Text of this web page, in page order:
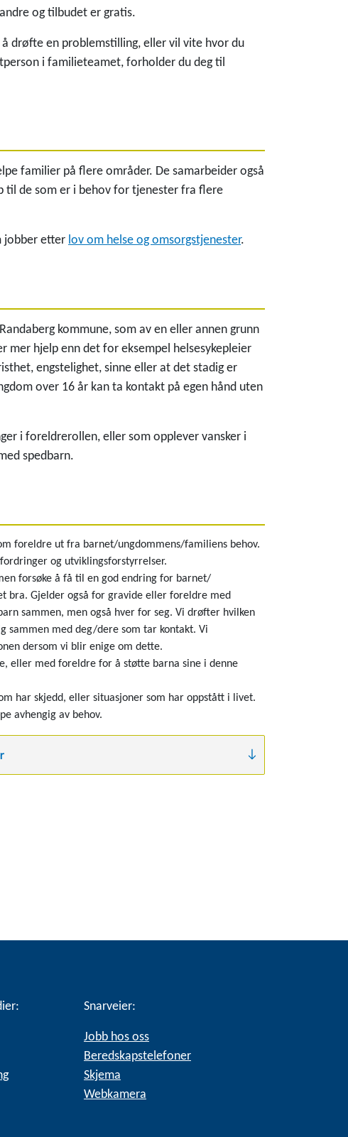
og tilbudet er gratis.
drøfte en problemstilling, eller vil vite hvor du
i familieteamet, forholder du deg til
familier på flere områder. De samarbeider også
til de som er i behov for tjenester fra flere
jobber etter lov om helse og omsorgstjenester.
kommune, som av en eller annen grunn
mer hjelp enn det for eksempel helsesykepleier
engstelighet, sinne eller at det stadig er
over 16 år kan ta kontakt på egen hånd uten
i foreldrerollen, eller som opplever vansker i
spedbarn.
foreldre ut fra barnet/ungdommens/familiens behov.
og utviklingsforstyrrelser.
forsøke å få til en god endring for barnet/
bra. Gjelder også for gravide eller foreldre med
sammen, men også hver for seg. Vi drøfter hvilken
sammen med deg/dere som tar kontakt. Vi
dersom vi blir enige om dette.
eller med foreldre for å støtte barna sine i denne
har skjedd, eller situasjoner som har oppstått i livet.
avhengig av behov.
Snarveier:
Jobb hos oss
Beredskapstelefoner
Skjema
Webkamera